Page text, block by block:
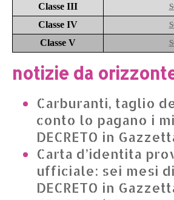
Classe III
Classe IV
Classe V
notizie da
Carburanti, taglio
conto lo pagano i
DECRETO in
Carta d’identita
ufficiale: sei mesi
DECRETO in